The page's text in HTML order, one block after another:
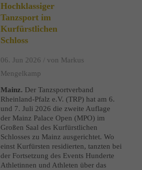
Hochklassiger
Tanzsport im
Kurfürstlichen
Schloss
06. Jun 2026 / von Markus
Mengelkamp
Mainz. Der Tanzsportverband
Rheinland-Pfalz e.V. (TRP) hat am 6.
und 7. Juli 2026 die zweite Auflage
der Mainz Palace Open (MPO) im
Großen Saal des Kurfürstlichen
Schlosses zu Mainz ausgerichtet. Wo
einst Kurfürsten residierten, tanzten bei
der Fortsetzung des Events Hunderte
Athletinnen und Athleten über das